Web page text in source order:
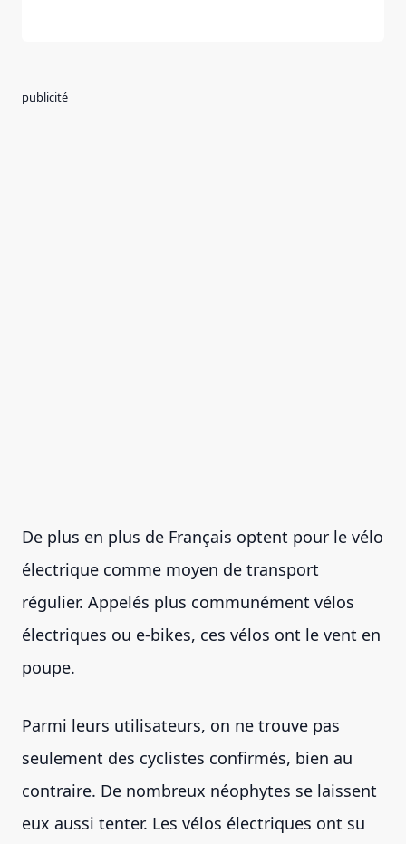
publicité
De plus en plus de Français optent pour le vélo
électrique comme moyen de transport
régulier. Appelés plus communément vélos
électriques ou e-bikes, ces vélos ont le vent en
poupe.
Parmi leurs utilisateurs, on ne trouve pas
seulement des cyclistes confirmés, bien au
contraire. De nombreux néophytes se laissent
eux aussi tenter. Les vélos électriques ont su